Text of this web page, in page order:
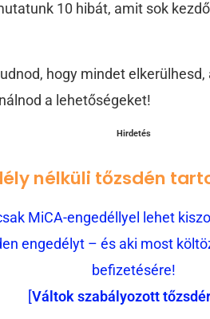
10 hibát, amit sok
hogy mindet
a lehetőségeket!
Hirdetés
nélküli tőzsdén
MiCA-engedéllyel lehet
engedélyt – és aki most
befizetésére!
[Váltok szabályozott